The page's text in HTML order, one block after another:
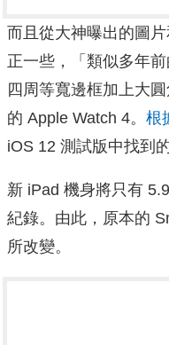
而且從大神曝出的圖
正一些，「類似多年
四周等寬邊框加上大
的 Apple Watch 4。 根
iOS 12 測試版中找到
新 iPad 機身將只有
紀錄。由此，原本的
所改變。